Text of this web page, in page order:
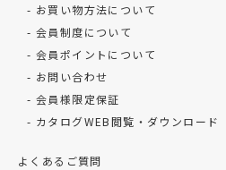
お買い物方法について
会員制度について
会員ポイントについて
お問い合わせ
会員様限定保証
カタログWEB閲覧・ダウンロード
よくあるご質問